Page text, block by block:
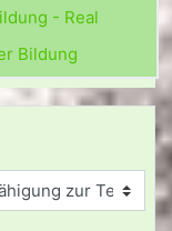
- Real
Bildung